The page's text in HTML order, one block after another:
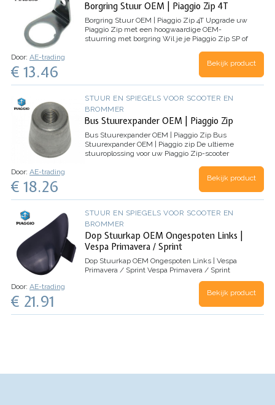
Borgring Stuur OEM | Piaggio Zip 4T
Borgring Stuur OEM | Piaggio Zip 4T Upgrade uw
Piaggio Zip met een hoogwaardige OEM-
stuurring met borgring Wil je je Piaggio Zip SP of
want wij hebben de perfecte oplossing voor…
Door: AE-trading
€ 13.46 Bekijk product
STUUR EN SPIEGELS VOOR SCOOTER EN
BROMMER
Bus Stuurexpander OEM | Piaggio Zip
Bus Stuurexpander OEM | Piaggio Zip Bus
Stuurexpander OEM | Piaggio zip De ultieme
stuuroplossing voor uw Piaggio Zip-scooter
Door: AE-trading
€ 18.26 Bekijk product
STUUR EN SPIEGELS VOOR SCOOTER EN
BROMMER
Dop Stuurkap OEM Ongespoten Links |
Vespa Primavera / Sprint
Dop Stuurkap OEM Ongespoten Links | Vespa
Primavera / Sprint Vespa Primavera / Sprint
Door: AE-trading
€ 21.91 Bekijk product